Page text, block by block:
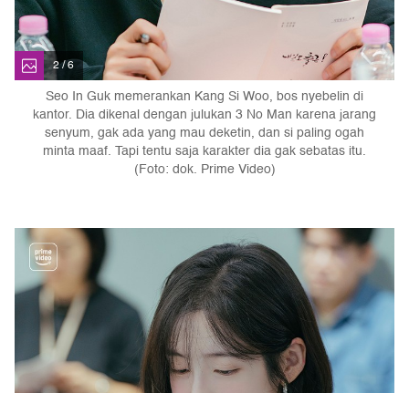
2 / 6
Seo In Guk memerankan Kang Si Woo, bos nyebelin di
kantor. Dia dikenal dengan julukan 3 No Man karena jarang
senyum, gak ada yang mau deketin, dan si paling ogah
minta maaf. Tapi tentu saja karakter dia gak sebatas itu.
(Foto: dok. Prime Video)